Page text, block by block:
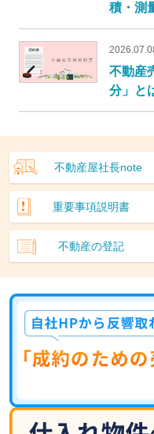
積・測
不動産
分」と
不動産屋社長note
重要事項説明書
不動産の登記